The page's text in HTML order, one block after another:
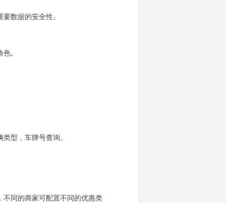
数据的安全性。
。
型，车牌号查询。
不同的商家可配置不同的优惠类